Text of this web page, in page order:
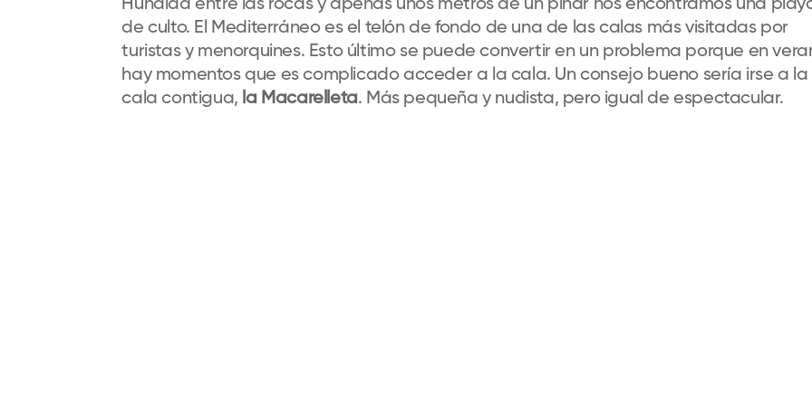
Hundida entre las rocas y apenas unos metros de un pinar nos encontramos una
de culto. El Mediterráneo es el telón de fondo de una de las calas más visitadas por
turistas y menorquines. Esto último se puede convertir en un problema porque en
hay momentos que es complicado acceder a la cala. Un consejo bueno sería irse a la
cala contigua, la Macarelleta. Más pequeña y nudista, pero igual de espectacular.